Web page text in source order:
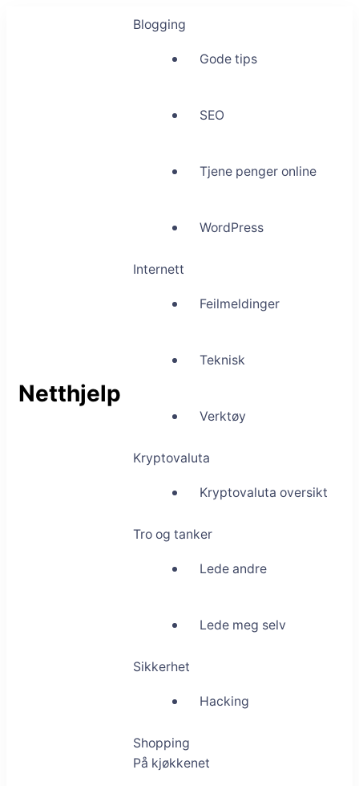
Netthjelp
Blogging
Gode tips
SEO
Tjene penger online
WordPress
Internett
Feilmeldinger
Teknisk
Verktøy
Kryptovaluta
Kryptovaluta oversikt
Tro og tanker
Lede andre
Lede meg selv
Sikkerhet
Hacking
Shopping
På kjøkkenet